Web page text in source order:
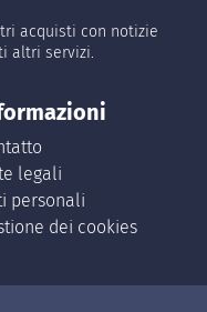
acquisti con notizie
altri servizi.
legali
personali
dei cookies